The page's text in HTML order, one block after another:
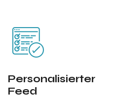
Personalisierter
Feed